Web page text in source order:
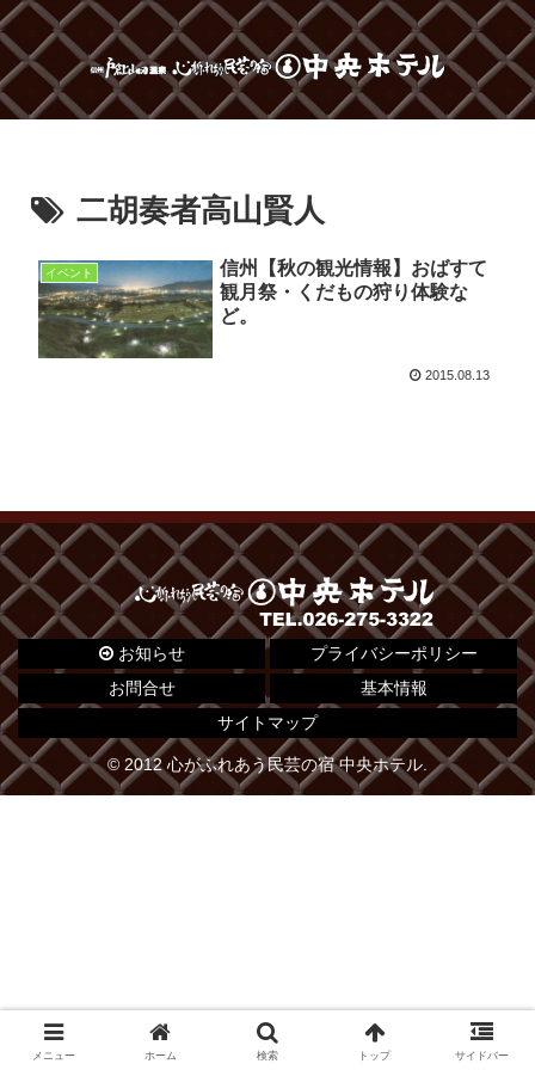
二胡奏者高山賢人
イベント
信州【秋の観光情報】おばすて
観月祭・くだもの狩り体験な
ど。
2015.08.13
お知らせ
プライバシーポリシー
お問合せ
基本情報
サイトマップ
© 2012 心がふれあう民芸の宿 中央ホテル.
メニュー ホーム 検索 トップ サイドバー